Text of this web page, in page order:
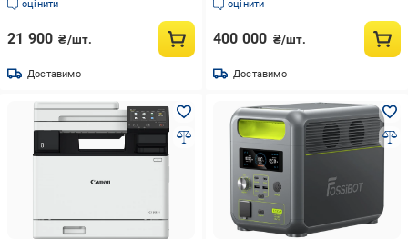
оцінити
21 900 ₴/шт.
Доставимо
оцінити
400 000 ₴/шт.
Доставимо